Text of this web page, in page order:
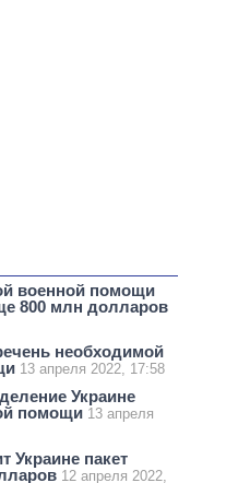
военной помощи
800 млн долларов
необходимой
13 апреля 2022, 17:58
Украине
помощи 13 апреля
Украине пакет
12 апреля 2022,